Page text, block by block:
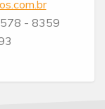
- 8359